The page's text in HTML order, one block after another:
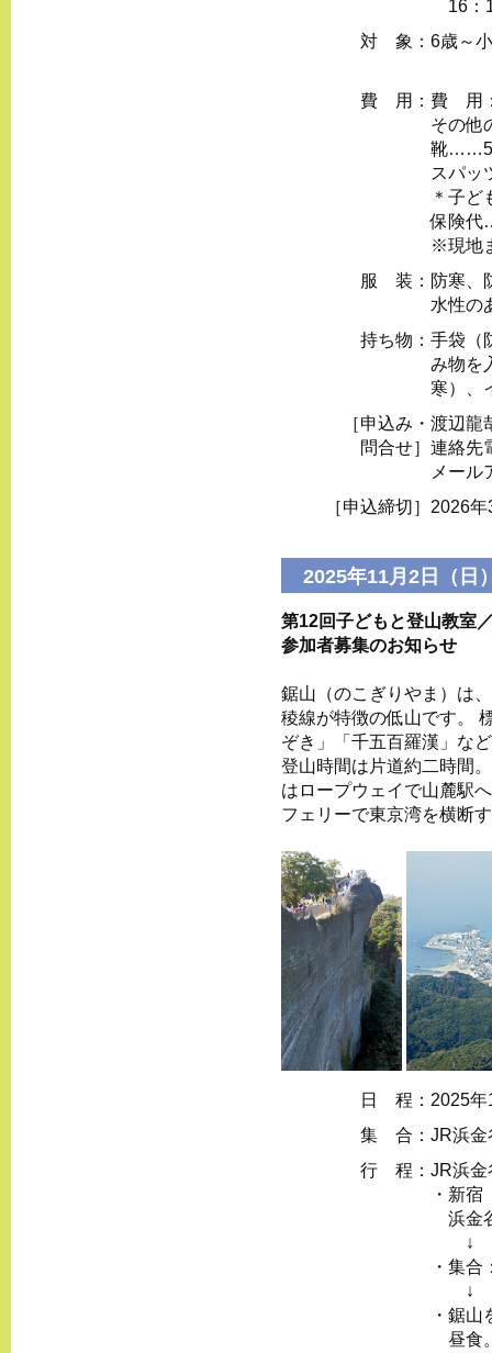
16：
対 象： 6歳～
費 用： 費 用
その他
靴
スパッ
＊子
保険代
※現地
服 装： 防寒、
水性の
持ち物： 手袋（
み物を
寒）、
［申込み・
問合せ］
渡辺龍
連絡先
メール
［申込締切］ 2026
2025年11月2日（日
第12回子どもと登山教室
参加者募集のお知らせ
鋸山（のこぎりやま）は
稜線が特徴の低山です。
ぞき」「千五百羅漢」な
登山時間は片道約二時間
はロープウェイで山麓駅
フェリーで東京湾を横断
日 程： 2025
集 合： JR浜金
行 程： JR浜金
・新
浜金
↓
・集
↓
・鋸
昼食